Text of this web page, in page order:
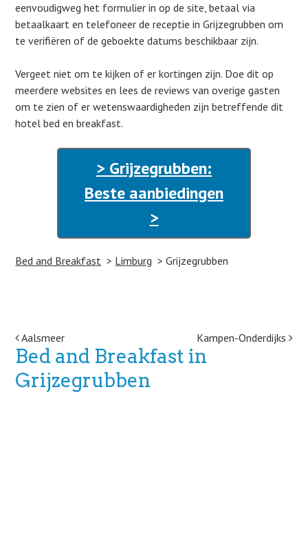
eenvoudigweg het formulier in op de site, betaal via
betaalkaart en telefoneer de receptie in Grijzegrubben om
te verifiëren of de geboekte datums beschikbaar zijn.
Vergeet niet om te kijken of er kortingen zijn. Doe dit op
meerdere websites en lees de reviews van overige gasten
om te zien of er wetenswaardigheden zijn betreffende dit
hotel bed en breakfast.
> Grijzegrubben:
Beste aanbiedingen
>
Bed and Breakfast Limburg Grijzegrubben
Post navigation
Aalsmeer Kampen-Onderdijks
Bed and Breakfast in
Grijzegrubben